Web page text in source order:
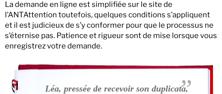
La demande en ligne est simplifiée sur le site de
l’ANTAttention toutefois, quelques conditions s’appliquent
et il est judicieux de s’y conformer pour que le processus ne
s’éternise pas. Patience et rigueur sont de mise lorsque vous
enregistrez votre demande.
Léa, pressée de recevoir son duplicata,